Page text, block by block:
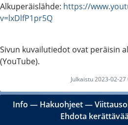
Alkuperäislähde: https://
v=lxDlfP1pr5Q
Sivun kuvailutiedot ovat peräisin
(YouTube).
Julkaistu 2023-02-
Info ― Hakuohjeet―
Ehdota